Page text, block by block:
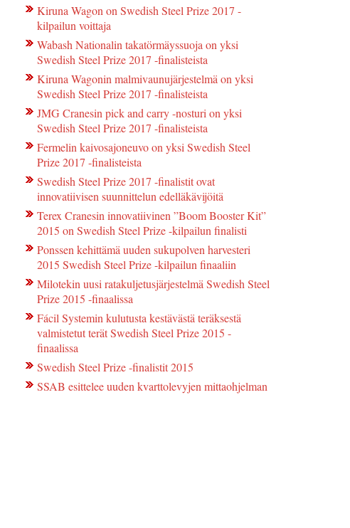
Kiruna Wagon on Swedish Steel Prize 2017 -
kilpailun voittaja
Wabash Nationalin takatörmäyssuoja on yksi
Swedish Steel Prize 2017 -finalisteista
Kiruna Wagonin malmivaunujärjestelmä on yksi
Swedish Steel Prize 2017 -finalisteista
JMG Cranesin pick and carry -nosturi on yksi
Swedish Steel Prize 2017 -finalisteista
Fermelin kaivosajoneuvo on yksi Swedish Steel
Prize 2017 -finalisteista
Swedish Steel Prize 2017 -finalistit ovat
innovatiivisen suunnittelun edelläkävijöitä
Terex Cranesin innovatiivinen ”Boom Booster Kit”
2015 on Swedish Steel Prize -kilpailun finalisti
Ponssen kehittämä uuden sukupolven harvesteri
2015 Swedish Steel Prize -kilpailun finaaliin
Milotekin uusi ratakuljetusjärjestelmä Swedish Steel
Prize 2015 -finaalissa
Fácil Systemin kulutusta kestävästä teräksestä
valmistetut terät Swedish Steel Prize 2015 -
finaalissa
Swedish Steel Prize -finalistit 2015
SSAB esittelee uuden kvarttolevyjen mittaohjelman